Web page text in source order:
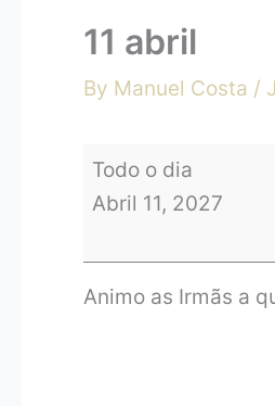
11 abril
By Manuel Costa /
Todo o dia
Abril 11, 2027
Animo as Irmãs a